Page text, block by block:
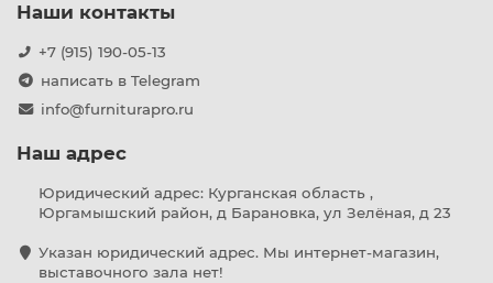
Наши контакты
+7 (915) 190-05-13
написать в Telegram
info@furniturapro.ru
Наш адрес
Юридический адрес: Курганская область ,
Юргамышский район, д Барановка, ул Зелёная, д 23
Указан юридический адрес. Мы интернет-магазин,
выставочного зала нет!